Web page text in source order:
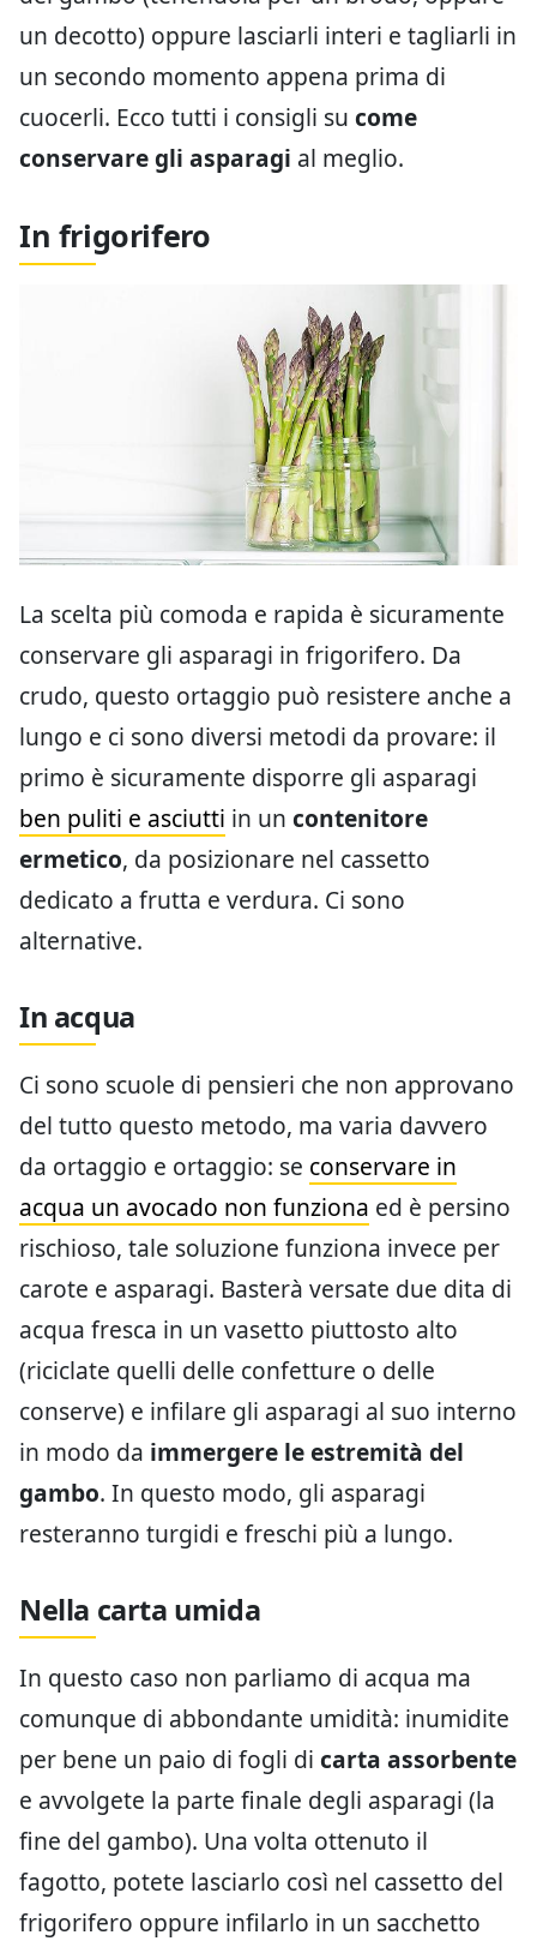
un decotto) oppure lasciarli interi e tagliarli in
un secondo momento appena prima di
cuocerli. Ecco tutti i consigli su come
conservare gli asparagi al meglio.
In frigorifero
La scelta più comoda e rapida è sicuramente
conservare gli asparagi in frigorifero. Da
crudo, questo ortaggio può resistere anche a
lungo e ci sono diversi metodi da provare: il
primo è sicuramente disporre gli asparagi
ben puliti e asciutti in un contenitore
ermetico, da posizionare nel cassetto
dedicato a frutta e verdura. Ci sono
alternative.
In acqua
Ci sono scuole di pensieri che non approvano
del tutto questo metodo, ma varia davvero
da ortaggio e ortaggio: se conservare in
acqua un avocado non funziona ed è persino
rischioso, tale soluzione funziona invece per
carote e asparagi. Basterà versate due dita di
acqua fresca in un vasetto piuttosto alto
(riciclate quelli delle confetture o delle
conserve) e infilare gli asparagi al suo interno
in modo da immergere le estremità del
gambo. In questo modo, gli asparagi
resteranno turgidi e freschi più a lungo.
Nella carta umida
In questo caso non parliamo di acqua ma
comunque di abbondante umidità: inumidite
per bene un paio di fogli di carta assorbente
e avvolgete la parte finale degli asparagi (la
fine del gambo). Una volta ottenuto il
fagotto, potete lasciarlo così nel cassetto del
frigorifero oppure infilarlo in un sacchetto